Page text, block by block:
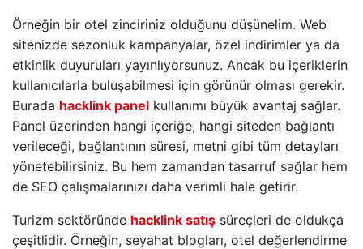
Örneğin bir otel zinciriniz olduğunu düşünelim. Web
sitenizde sezonluk kampanyalar, özel indirimler ya da
etkinlik duyuruları yayınlıyorsunuz. Ancak bu içeriklerin
kullanıcılarla buluşabilmesi için görünür olması gerekir.
Burada hacklink panel kullanımı büyük avantaj sağlar.
Panel üzerinden hangi içeriğe, hangi siteden bağlantı
verileceği, bağlantının süresi, metni gibi tüm detayları
yönetebilirsiniz. Bu hem zamandan tasarruf sağlar hem
de SEO çalışmalarınızı daha verimli hale getirir.
Turizm sektöründe hacklink satış süreçleri de oldukça
çeşitlidir. Örneğin, seyahat blogları, otel değerlendirme